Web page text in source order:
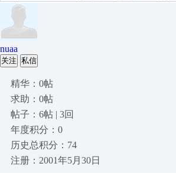
nuaa
关注 私信
精华：0帖
求助：0帖
帖子：6帖 | 3回
年度积分：0
历史总积分：74
注册：2001年5月30日